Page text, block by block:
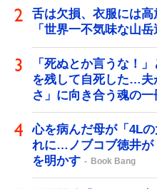
舌は欠損、衣服には
「世界一不気味な山
「死ぬとか言うな！
を残して自死した…夫
さ」に向き合う魂の一
心を病んだ母が「4L
れに…ノブコブ徳井が
を明かす
Book Bang